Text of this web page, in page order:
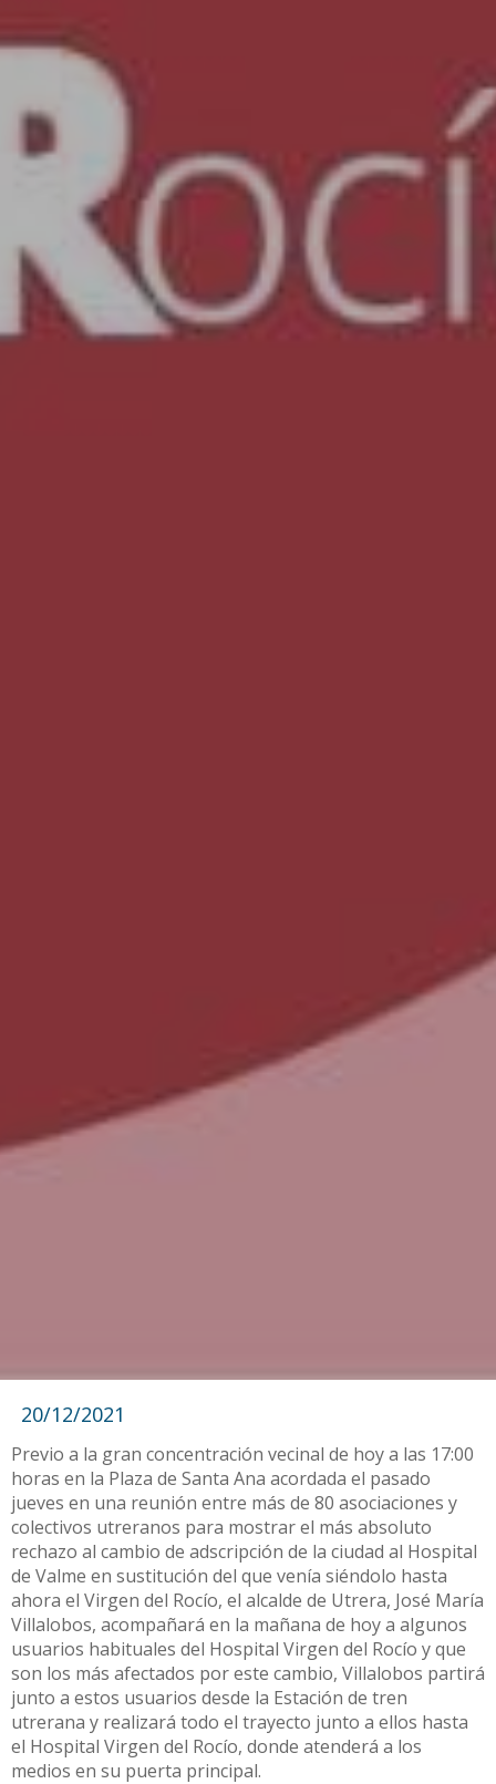
20/12/2021
Previo a la gran concentración vecinal de hoy a las 17:00
horas en la Plaza de Santa Ana acordada el pasado
jueves en una reunión entre más de 80 asociaciones y
colectivos utreranos para mostrar el más absoluto
rechazo al cambio de adscripción de la ciudad al Hospital
de Valme en sustitución del que venía siéndolo hasta
ahora el Virgen del Rocío, el alcalde de Utrera, José María
Villalobos, acompañará en la mañana de hoy a algunos
usuarios habituales del Hospital Virgen del Rocío y que
son los más afectados por este cambio, Villalobos partirá
junto a estos usuarios desde la Estación de tren
utrerana y realizará todo el trayecto junto a ellos hasta
el Hospital Virgen del Rocío, donde atenderá a los
medios en su puerta principal.